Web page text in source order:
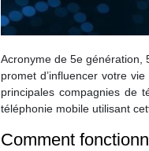
Acronyme de 5e génération,
promet d’influencer votre
principales compagnies de
téléphonie mobile utilisant
Comment